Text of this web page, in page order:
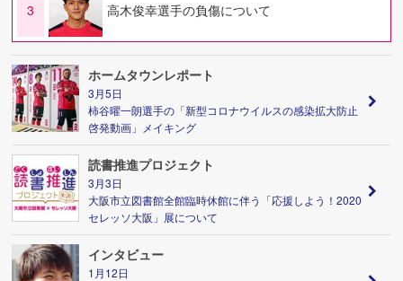
3 高木俊幸選手の負傷について
ホームタウンレポート
3月5日
柿谷曜一朗選手の「新型コロナウイルスの感染拡大防止
啓発動画」メイキング
読書推進プロジェクト
3月3日
大阪市立図書館全館臨時休館に伴う「応援しよう！2020
セレッソ大阪」展について
インタビュー
1月12日